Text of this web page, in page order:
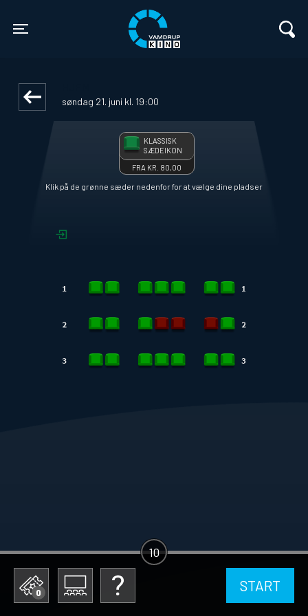
Vamdrup Kino
søndag 21. juni kl. 19:00
KLASSISK
SÆDEIKON
FRA KR. 80,00
Klik på de grønne sæder nedenfor for at vælge dine pladser
0 START
10
front05-temp 124248